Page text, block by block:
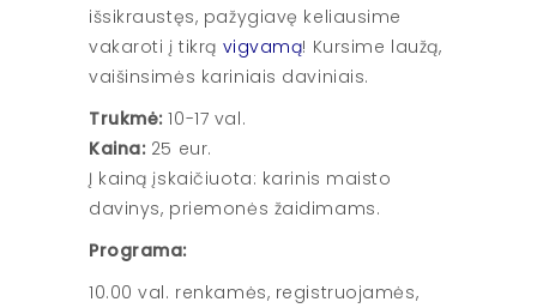
išsikraustęs, pažygiavę keliausime
vakaroti į tikrą vigvamą! Kursime laužą,
vaišinsimės kariniais daviniais.
Trukmė: 10-17 val.
Kaina: 25 eur.
Į kainą įskaičiuota: karinis maisto
davinys, priemonės žaidimams.
Programa:
10.00 val. renkamės, registruojamės,